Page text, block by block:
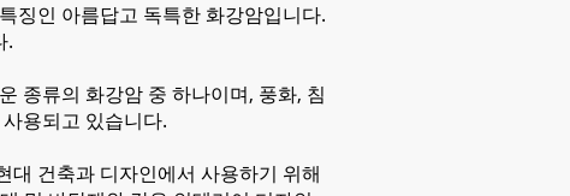
징인 아름답고 독특한 화강암입니다.
.
종류의 화강암 중 하나이며, 풍화, 침
용되고 있습니다.
대 건축과 디자인에서 사용하기 위해